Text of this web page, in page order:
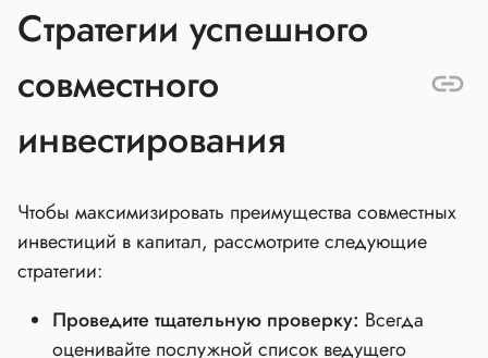
Стратегии успешного
совместного
инвестирования
Чтобы максимизировать преимущества совместных
инвестиций в капитал, рассмотрите следующие
стратегии:
Проведите тщательную проверку: Всегда
оценивайте послужной список ведущего